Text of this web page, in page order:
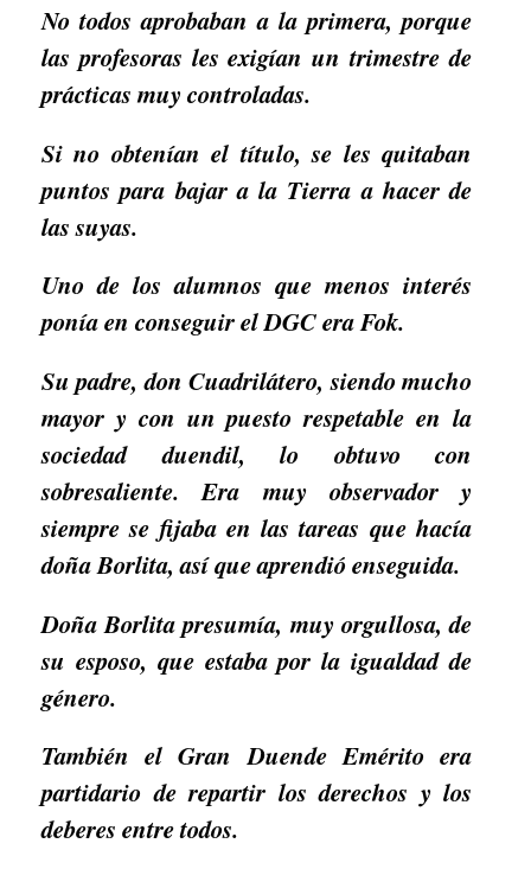
No todos aprobaban a la primera, porque
las profesoras les exigían un trimestre de
prácticas muy controladas.
Si no obtenían el título, se les quitaban
puntos para bajar a la Tierra a hacer de
las suyas.
Uno de los alumnos que menos interés
ponía en conseguir el DGC era Fok.
Su padre, don Cuadrilátero, siendo mucho
mayor y con un puesto respetable en la
sociedad duendil, lo obtuvo con
sobresaliente. Era muy observador y
siempre se fijaba en las tareas que hacía
doña Borlita, así que aprendió enseguida.
Doña Borlita presumía, muy orgullosa, de
su esposo, que estaba por la igualdad de
género.
También el Gran Duende Emérito era
partidario de repartir los derechos y los
deberes entre todos.